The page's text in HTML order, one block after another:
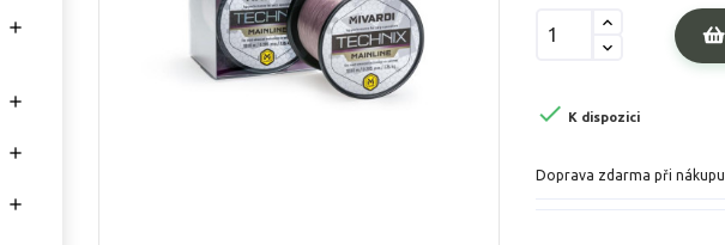




 K dispozici
Doprava zdarma při nákupu